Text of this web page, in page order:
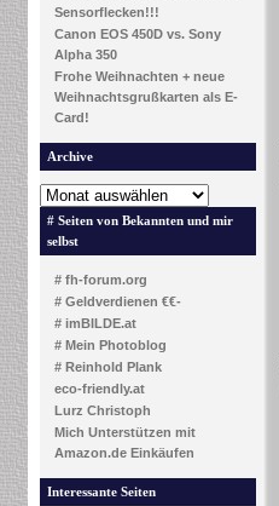
Sensorflecken!!!
Canon EOS 450D vs. Sony
Alpha 350
Frohe Weihnachten + neue
Weihnachtsgrußkarten als E-
Card!
Archive
# Seiten von Bekannten und mir
selbst
# fh-forum.org
# Geldverdienen €€-
# imBILDE.at
# Mein Photoblog
# Reinhold Plank
eco-friendly.at
Lurz Christoph
Mich Unterstützen mit
Amazon.de Einkäufen
Interessante Seiten